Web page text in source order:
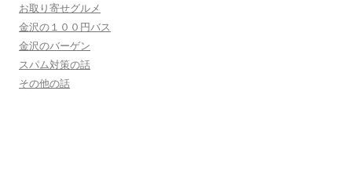
お取り寄せグルメ
金沢の１００円バス
金沢のバーゲン
スパム対策の話
その他の話